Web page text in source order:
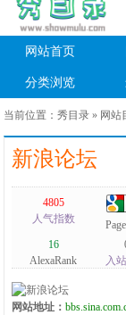
网站首页
分类浏览
当前位置：秀目录 » 网站
新浪论坛
4805
人气指数
16
AlexaRank
入
网站地址：